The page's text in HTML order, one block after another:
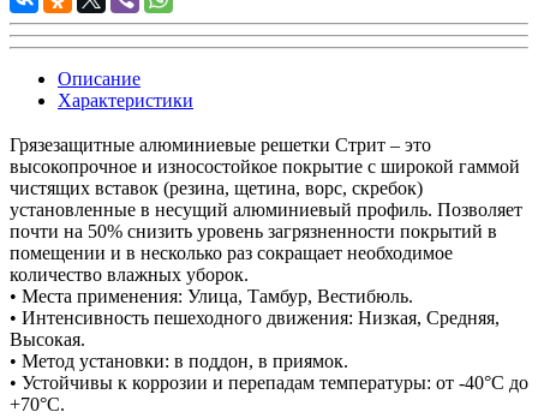
Описание
Характеристики
Грязезащитные алюминиевые решетки Стрит – это
высокопрочное и износостойкое покрытие с широкой гаммой
чистящих вставок (резина, щетина, ворс, скребок)
установленные в несущий алюминиевый профиль. Позволяет
почти на 50% снизить уровень загрязненности покрытий в
помещении и в несколько раз сокращает необходимое
количество влажных уборок.
• Места применения: Улица, Тамбур, Вестибюль.
• Интенсивность пешеходного движения: Низкая, Средняя,
Высокая.
• Метод установки: в поддон, в приямок.
• Устойчивы к коррозии и перепадам температуры: от -40°С до
+70°С.